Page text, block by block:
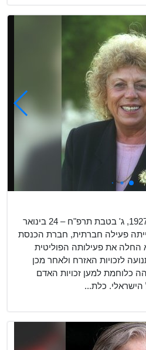
שולמית אלוני (27 בדצמבר 1927, ג' בטבת תרפ"ח – 24 בינואר
פעילה חברתית, חברת הכנסת
את פעילותה הפוליטית
לזכויות האזרח ולאחר מכן
כלוחמת למען זכויות האדם
כלת...